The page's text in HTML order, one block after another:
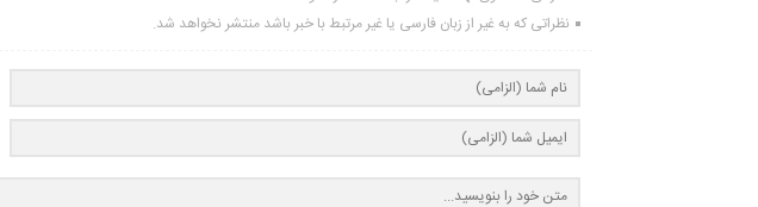
نظراتی که به غیر از زبان فارسی یا غیر مرتبط با خبر باشد منتشر نخواهد شد.